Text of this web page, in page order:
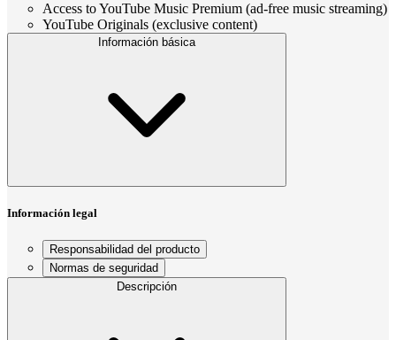
Access to YouTube Music Premium (ad-free music streaming)
YouTube Originals (exclusive content)
Información básica
Información legal
Responsabilidad del producto
Normas de seguridad
Descripción